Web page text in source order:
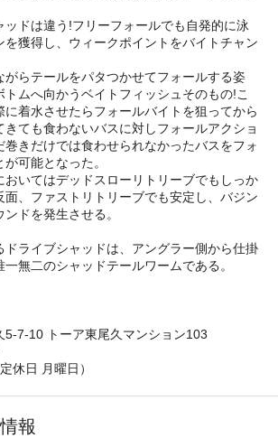
ッドは違う!フリーフォールでも自発的に泳
を獲得し、ウィークポイントをバイトチャン
がらテールをパタつかせてフォールする姿
トムへ向かうベイトフィッシュそのもの!こ
に着水させたらフォールバイトを狙ってから
きても食わないバスに対しフォールアクショ
巻きだけでは食わせられなかったバスをフォ
可能となった。
おいてはデッドスローリトリーブでもしっか
面、ファストリトリーブでも安定し、バジン
ドを発生させる。
ドライブシャッドは、アングラー側から仕掛
無二のシャッドテールワームである。
5-7-10 トーア東尾久マンション103
休日 月曜日）
報